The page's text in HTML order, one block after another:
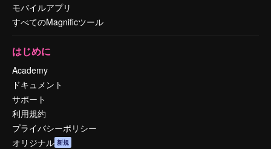
モバイルアプリ
すべてのMagnificツール
はじめに
Academy
ドキュメント
サポート
利用規約
プライバシーポリシー
オリジナル 新規